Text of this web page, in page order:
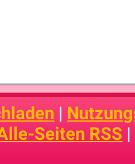
|
Seiten RSS |